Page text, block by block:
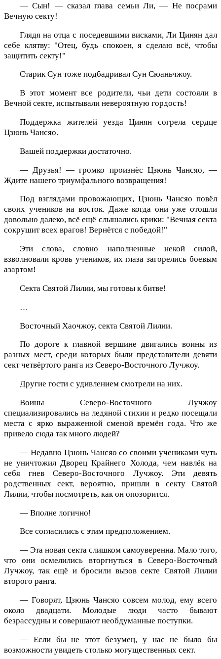
— Сын! — сказал глава семьи Ли, — Не посрами
Вечную секту!
Глядя на отца с поседевшими висками, Ли Цинян дал
себе клятву: "Отец, будь спокоен, я сделаю всё, чтобы
защитить секту!"
Старик Сун тоже подбадривал Сун Сюаньчжоу.
В этот момент все родители, чьи дети состояли в
Вечной секте, испытывали невероятную гордость!
Поддержка жителей уезда Цинян согрела сердце
Цзюнь Чансяо.
Вашей поддержки достаточно.
— Друзья! — громко произнёс Цзюнь Чансяо, —
Ждите нашего триумфального возвращения!
Под взглядами провожающих, Цзюнь Чансяо повёл
своих учеников на восток. Даже когда они уже отошли
довольно далеко, всё ещё слышались крики: "Вечная секта
сокрушит всех врагов! Вернётся с победой!"
Эти слова, словно наполненные некой силой,
взволновали кровь учеников, их глаза загорелись боевым
азартом!
Секта Святой Лилии, мы готовы к битве!
…
Восточный Хаочжоу, секта Святой Лилии.
По дороге к главной вершине двигались воины из
разных мест, среди которых были представители девяти
сект четвёртого ранга из Северо-Восточного Лучжоу.
Другие гости с удивлением смотрели на них.
Воины Северо-Восточного Лучжоу
специализировались на ледяной стихии и редко посещали
места с ярко выраженной сменой времён года. Что же
привело сюда так много людей?
— Недавно Цзюнь Чансяо со своими учениками чуть
не уничтожил Дворец Крайнего Холода, чем навлёк на
себя гнев Северо-Восточного Лучжоу. Эти девять
родственных сект, вероятно, пришли в секту Святой
Лилии, чтобы посмотреть, как он опозорится.
— Вполне логично!
Все согласились с этим предположением.
— Эта новая секта слишком самоуверенна. Мало того,
что они осмелились вторгнуться в Северо-Восточный
Лучжоу, так ещё и бросили вызов секте Святой Лилии
второго ранга.
— Говорят, Цзюнь Чансяо совсем молод, ему всего
около двадцати. Молодые люди часто бывают
безрассудны и совершают необдуманные поступки.
— Если бы не этот безумец, у нас не было бы
возможности увидеть столько могущественных сект.